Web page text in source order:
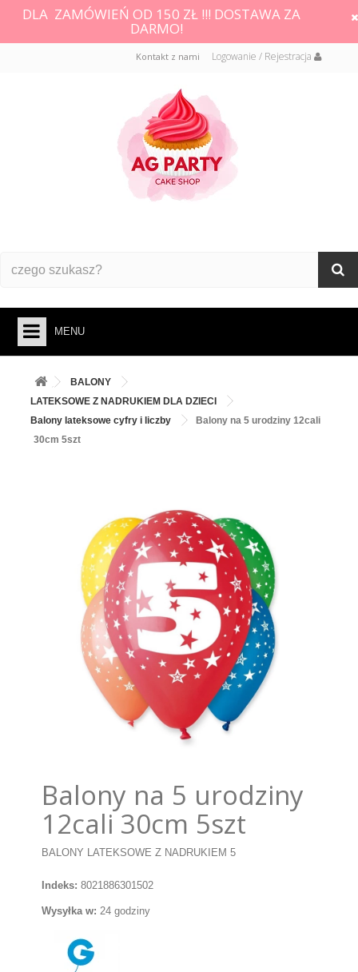
DLA ZAMÓWIEŃ OD 150 ZŁ !!! DOSTAWA ZA
DARMO!
Logowanie / Rejestracja
Kontakt z nami
MENU
PIECZENIE
BARWNIKI I DODATKI SPOŻYWCZE
UROCZYSTOŚCI
PODKŁADY /PRZEKŁADKI/WSPORNIKI/BANKETÓWKI
BALONY
LATEKSOWE Z NADRUKIEM DLA DZIECI
Balony lateksowe cyfry i liczby
Balony na 5 urodziny 12cali
30cm 5szt
Balony na 5 urodziny
12cali 30cm 5szt
BALONY LATEKSOWE Z NADRUKIEM 5
Indeks: 8021886301502
Wysyłka w: 24 godziny